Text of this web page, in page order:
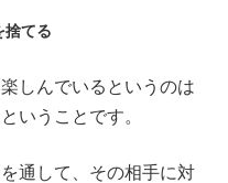
捨てる
しんでいるというのは
いうことです。
通して、その相手に対